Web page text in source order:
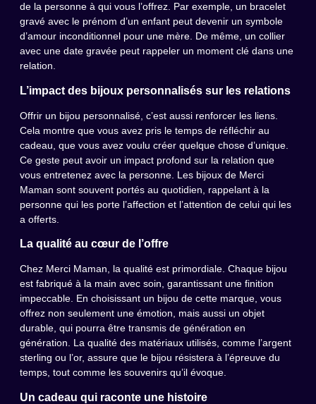
de la personne à qui vous l’offrez. Par exemple, un bracelet
gravé avec le prénom d’un enfant peut devenir un symbole
d’amour inconditionnel pour une mère. De même, un collier
avec une date gravée peut rappeler un moment clé dans une
relation.
L’impact des bijoux personnalisés sur les relations
Offrir un bijou personnalisé, c’est aussi renforcer les liens.
Cela montre que vous avez pris le temps de réfléchir au
cadeau, que vous avez voulu créer quelque chose d’unique.
Ce geste peut avoir un impact profond sur la relation que
vous entretenez avec la personne. Les bijoux de Merci
Maman sont souvent portés au quotidien, rappelant à la
personne qui les porte l’affection et l’attention de celui qui les
a offerts.
La qualité au cœur de l’offre
Chez Merci Maman, la qualité est primordiale. Chaque bijou
est fabriqué à la main avec soin, garantissant une finition
impeccable. En choisissant un bijou de cette marque, vous
offrez non seulement une émotion, mais aussi un objet
durable, qui pourra être transmis de génération en
génération. La qualité des matériaux utilisés, comme l’argent
sterling ou l’or, assure que le bijou résistera à l’épreuve du
temps, tout comme les souvenirs qu’il évoque.
Un cadeau qui raconte une histoire